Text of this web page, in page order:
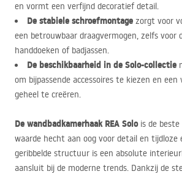
en vormt een verfijnd decoratief detail.
De stabiele schroefmontage zorgt voor
een betrouwbaar draagvermogen, zelfs voor
handdoeken of badjassen.
De beschikbaarheid in de Solo-collectie
om bijpassende accessoires te kiezen en
geheel te creëren.
De wandbadkamerhaak REA Solois de beste
waarde hecht aan oog voor detail en tijdloze
geribbelde structuur is een absolute
aansluit bij de moderne trends. Dankzij de